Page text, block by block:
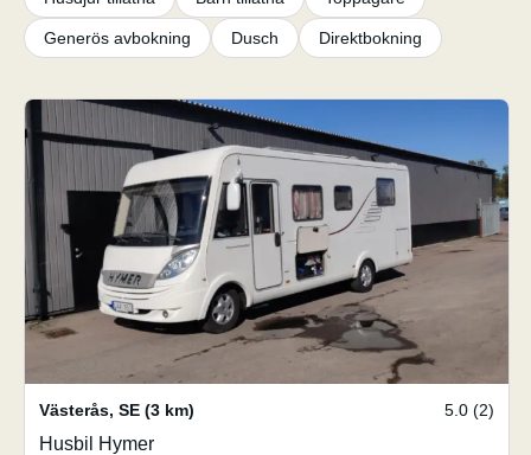
Generös avbokning Dusch Direktbokning
Västerås, SE (3 km) 5.0 (2)
Husbil Hymer